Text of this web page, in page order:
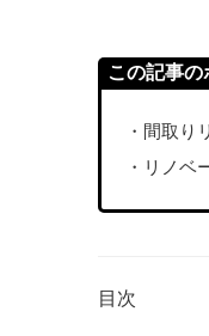
この記事の
・間取り
・リノベ
目次